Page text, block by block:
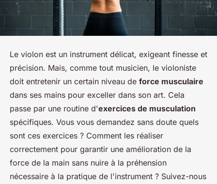
Le violon est un instrument délicat, exigeant finesse et
précision. Mais, comme tout musicien, le violoniste
doit entretenir un certain niveau de force musculaire
dans ses mains pour exceller dans son art. Cela
passe par une routine d'exercices de musculation
spécifiques. Vous vous demandez sans doute quels
sont ces exercices ? Comment les réaliser
correctement pour garantir une amélioration de la
force de la main sans nuire à la préhension
nécessaire à la pratique de l'instrument ? Suivez-nous